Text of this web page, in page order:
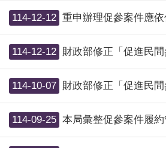
114-12-12 重申辦理促參案件應依促參法令規定、促參案件
114-12-12 財政部修正「促進民間參與公共
114-10-07 財政部修正「促進民間參與公共建設法之重大公共建
114-09-25 本局彙整促參案件履